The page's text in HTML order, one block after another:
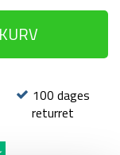
100 dages
returret